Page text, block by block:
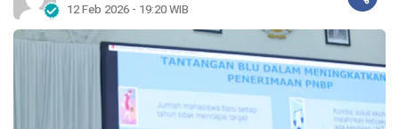
12 Feb 2026 - 19:20 WIB